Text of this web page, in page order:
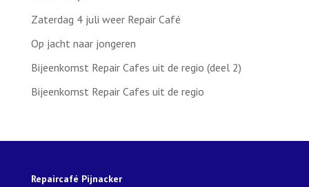
Zaterdag 4 juli weer Repair Café
Op jacht naar jongeren
Bijeenkomst Repair Cafes uit de regio (deel 2)
Bijeenkomst Repair Cafes uit de regio
Repaircafé Pijnacker